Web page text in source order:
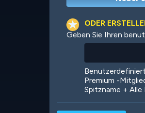
ODER
Geben Sie Ihren
Premium -
Spitzname +